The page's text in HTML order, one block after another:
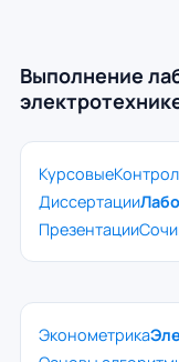
Выполнение
Курсовые
Диссертации
Презентации
Эконометрика